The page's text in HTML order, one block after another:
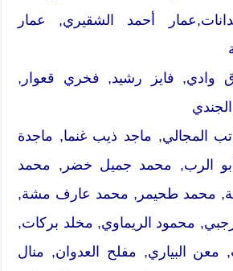
أحمد الشقيري, عمار
وادي, فايز رشيد, فخري قعوار,
راتب المجالي, ماجد ذيب غنما, ماجدة
أبو الرب, محمد جميل خضر, محمد
محمد طحيمر, محمد عارف مشة,
محمود الريماوي, مخلد بركات,
البياري, مفلح العدوان, منال